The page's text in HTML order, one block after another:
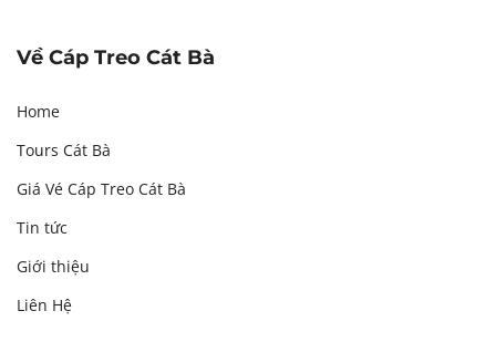
Về Cáp Treo Cát Bà
Home
Tours Cát Bà
Giá Vé Cáp Treo Cát Bà
Tin tức
Giới thiệu
Liên Hệ